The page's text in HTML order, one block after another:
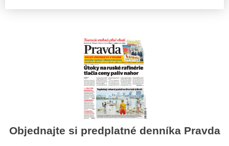
Objednajte si predplatné denníka Pravda